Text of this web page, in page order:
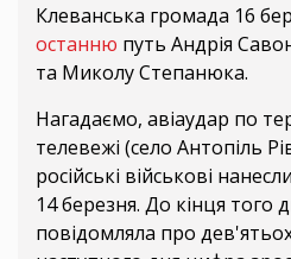
Клеванська громада 16
останню путь Андрія
та Миколу Степанюка.
Нагадаємо, авіаудар по
телевежі (село Антопіль
російські військові
14 березня. До кінця того
повідомляла про